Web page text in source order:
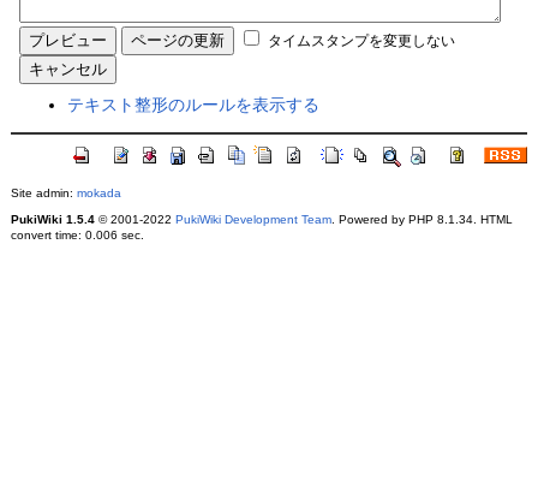
タイムスタンプを変更しない
テキスト整形のルールを表示する
Site admin: mokada
PukiWiki 1.5.4© 2001-2022 PukiWiki Development Team. Powered by PHP 8.1.34. HTML
convert time: 0.006 sec.